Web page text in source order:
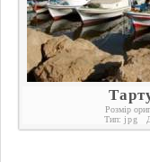
Розмір
Тип: jpg